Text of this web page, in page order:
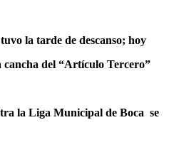
la tarde de descanso; hoy
del “Artículo Tercero”
la Liga Municipal de Boca se